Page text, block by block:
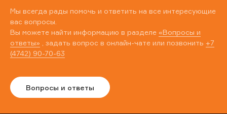
Мы всегда рады помочь и ответить на все интересующие
вас вопросы.
Вы можете найти информацию в разделе «Вопросы и
ответы» , задать вопрос в онлайн-чате или позвонить +7
(4742) 90-70-63
Вопросы и ответы